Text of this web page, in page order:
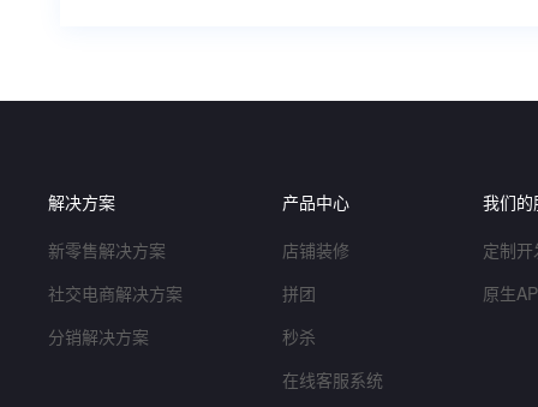
解决方案
新零售解决方案
社交电商解决方案
分销解决方案
产品中心
店铺装修
拼团
秒杀
在线客服系统
我们的
定制
原生